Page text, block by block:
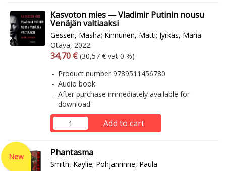
Kasvoton mies — Vladimir Putinin nousu
Venäjän valtiaaksi
Gessen, Masha; Kinnunen, Matti; Jyrkäs, Maria
Otava, 2022
Arvonlisäverollinen hinta
34,70 € Excl. vat
(30,57 € vat 0 %)
Product number 9789511456780
Audio book
After purchase immediately available for
download
Add to cart
New Phantasma
Smith, Kaylie; Pohjanrinne, Paula